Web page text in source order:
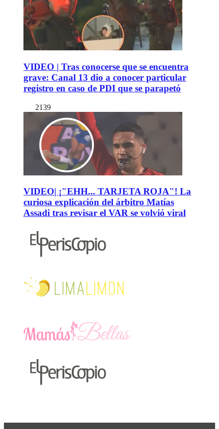
VIDEO | Tras conocerse que se encuentra
grave: Canal 13 dio a conocer particular
registro en caso de PDI que se parapetó
2139
VIDEO| ¡"EHH... TARJETA ROJA"! La
curiosa explicación del árbitro Matías
Assadi tras revisar el VAR se volvió viral